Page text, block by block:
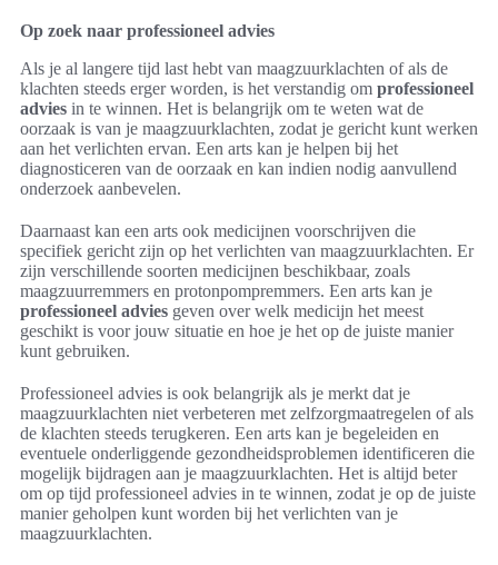
Op zoek naar professioneel advies
Als je al langere tijd last hebt van maagzuurklachten of als de
klachten steeds erger worden, is het verstandig om professioneel
advies in te winnen. Het is belangrijk om te weten wat de
oorzaak is van je maagzuurklachten, zodat je gericht kunt werken
aan het verlichten ervan. Een arts kan je helpen bij het
diagnosticeren van de oorzaak en kan indien nodig aanvullend
onderzoek aanbevelen.
Daarnaast kan een arts ook medicijnen voorschrijven die
specifiek gericht zijn op het verlichten van maagzuurklachten. Er
zijn verschillende soorten medicijnen beschikbaar, zoals
maagzuurremmers en protonpompremmers. Een arts kan je
professioneel advies geven over welk medicijn het meest
geschikt is voor jouw situatie en hoe je het op de juiste manier
kunt gebruiken.
Professioneel advies is ook belangrijk als je merkt dat je
maagzuurklachten niet verbeteren met zelfzorgmaatregelen of als
de klachten steeds terugkeren. Een arts kan je begeleiden en
eventuele onderliggende gezondheidsproblemen identificeren die
mogelijk bijdragen aan je maagzuurklachten. Het is altijd beter
om op tijd professioneel advies in te winnen, zodat je op de juiste
manier geholpen kunt worden bij het verlichten van je
maagzuurklachten.